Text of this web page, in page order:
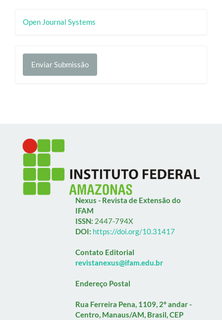
Desenvolvido
Open Journal Systems
Enviar
Submissão
Enviar Submissão
Nexus - Revista de Extensão do
IFAM
ISSN: 2447-794X
DOI: https://doi.org/10.31417
Contato Editorial
revistanexus@ifam.edu.br
Endereço Postal
Rua Ferreira Pena, 1109, 2º andar -
Centro, Manaus/AM, Brasil, CEP